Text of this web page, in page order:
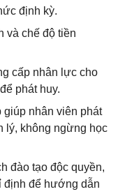
định kỳ.
và chế độ tiền
cấp nhân lực cho
phát huy.
giúp nhân viên phát
lý, không ngừng học
đào tạo độc quyền,
định để hướng dẫn